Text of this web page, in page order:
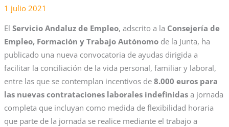
1 julio 2021
El Servicio Andaluz de Empleo, adscrito a la Consejería de
Empleo, Formación y Trabajo Autónomode la Junta, ha
publicado una nueva convocatoria de ayudas dirigida a
facilitar la conciliación de la vida personal, familiar y laboral,
entre las que se contemplan incentivos de 8.000 euros para
las nuevas contrataciones laborales indefinidasa jornada
completa que incluyan como medida de flexibilidad horaria
que parte de la jornada se realice mediante el trabajo a